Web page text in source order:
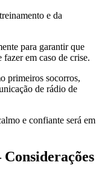
e da
para garantir que
em caso de crise.
primeiros socorros,
de rádio de
e confiante será em